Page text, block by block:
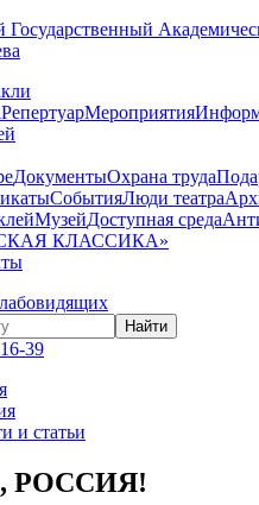
РепертуарМероприятия
ДокументыОхрана труда
СобытияЛюди театра
МузейДоступная среда
КЛАССИКА»
Найти
39
и статьи
РОССИЯ!